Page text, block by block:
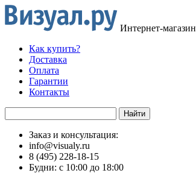
Интернет-магазин
Как купить?
Доставка
Оплата
Гарантии
Контакты
Заказ и консультация:
info@visualy.ru
8 (495) 228-18-15
Будни: с 10:00 до 18:00